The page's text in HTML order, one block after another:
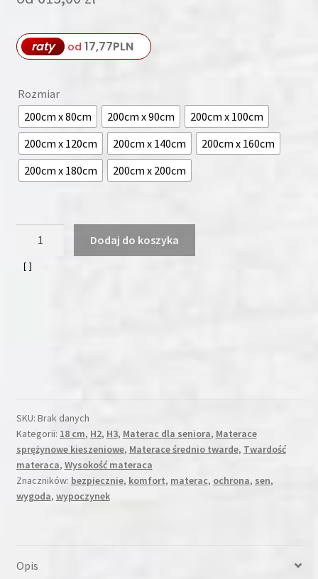
raty od 17,77PLN
Rozmiar
200cm x 80cm
200cm x 90cm
200cm x 100cm
200cm x 120cm
200cm x 140cm
200cm x 160cm
200cm x 180cm
200cm x 200cm
ATLANTA
Dodaj do koszyka
SKU: Brak danych
Kategorii: 18 cm, H2, H3, Materac dla seniora, Materace
sprężynowe kieszeniowe, Materace średnio twarde, Twardość
materaca, Wysokość materaca
Znaczników: bezpiecznie, komfort, materac, ochrona, sen,
wygoda, wypoczynek
Opis